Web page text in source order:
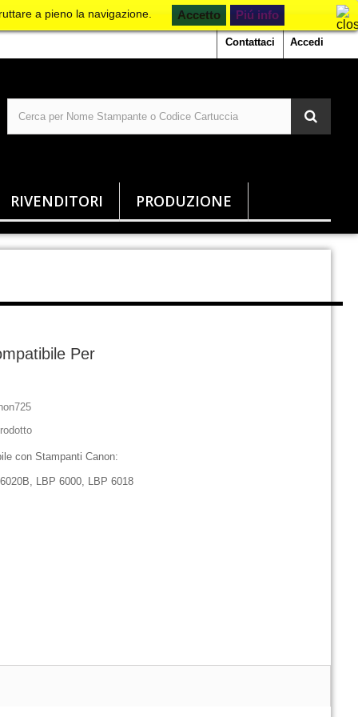
Accedi
Contattaci
RIVENDITORI PRODUZIONE
a pieno la navigazione. Piú info
Per
con Stampanti Canon:
LBP 6000, LBP 6018